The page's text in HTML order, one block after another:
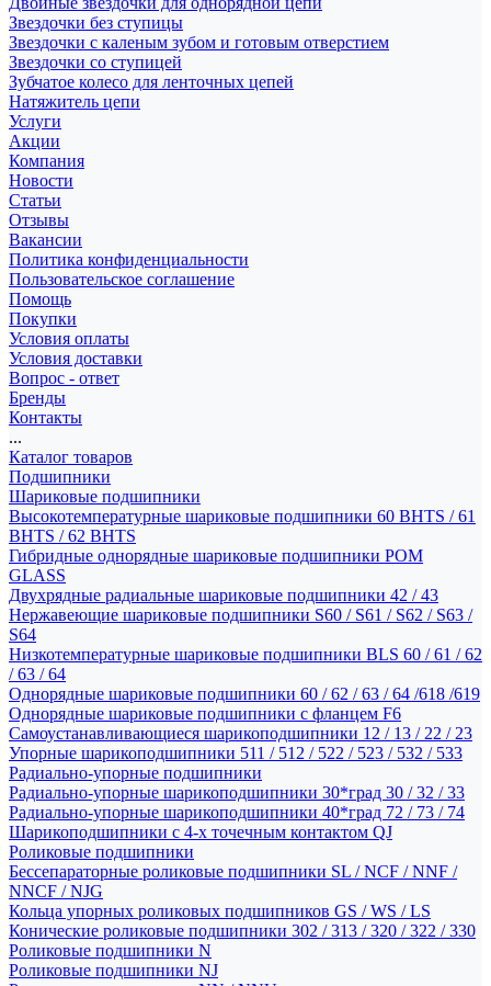
Звездочки без ступицы
Звездочки с каленым зубом и готовым отверстием
Звездочки со ступицей
Зубчатое колесо для ленточных цепей
Натяжитель цепи
Услуги
Акции
Компания
Новости
Статьи
Отзывы
Вакансии
Политика конфиденциальности
Пользовательское соглашение
Помощь
Покупки
Условия оплаты
Условия доставки
Вопрос - ответ
Бренды
Контакты
...
Каталог товаров
Подшипники
Шариковые подшипники
Высокотемпературные шариковые подшипники 60 BHTS / 61
BHTS / 62 BHTS
Гибридные однорядные шариковые подшипники POM
GLASS
Двухрядные радиальные шариковые подшипники 42 / 43
Нержавеющие шариковые подшипники S60 / S61 / S62 / S63 /
S64
Низкотемпературные шариковые подшипники BLS 60 / 61 / 62
/ 63 / 64
Однорядные шариковые подшипники 60 / 62 / 63 / 64 /618 /619
Однорядные шариковые подшипники с фланцем F6
Самоустанавливающиеся шарикоподшипники 12 / 13 / 22 / 23
Упорные шарикоподшипники 511 / 512 / 522 / 523 / 532 / 533
Радиально-упорные подшипники
Радиально-упорные шарикоподшипники 30*град 30 / 32 / 33
Радиально-упорные шарикоподшипники 40*град 72 / 73 / 74
Шарикоподшипники с 4-х точечным контактом QJ
Роликовые подшипники
Бессепараторные роликовые подшипники SL / NCF / NNF /
NNCF / NJG
Кольца упорных роликовых подшипников GS / WS / LS
Конические роликовые подшипники 302 / 313 / 320 / 322 / 330
Роликовые подшипники N
Роликовые подшипники NJ